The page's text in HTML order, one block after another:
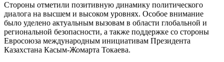
Стороны отметили позитивную динамику политического
диалога на высшем и высоком уровнях. Особое внимание
было уделено актуальным вызовам в области глобальной и
региональной безопасности, а также поддержке со стороны
Евросоюза международным инициативам Президента
Казахстана Касым-Жомарта Токаева.